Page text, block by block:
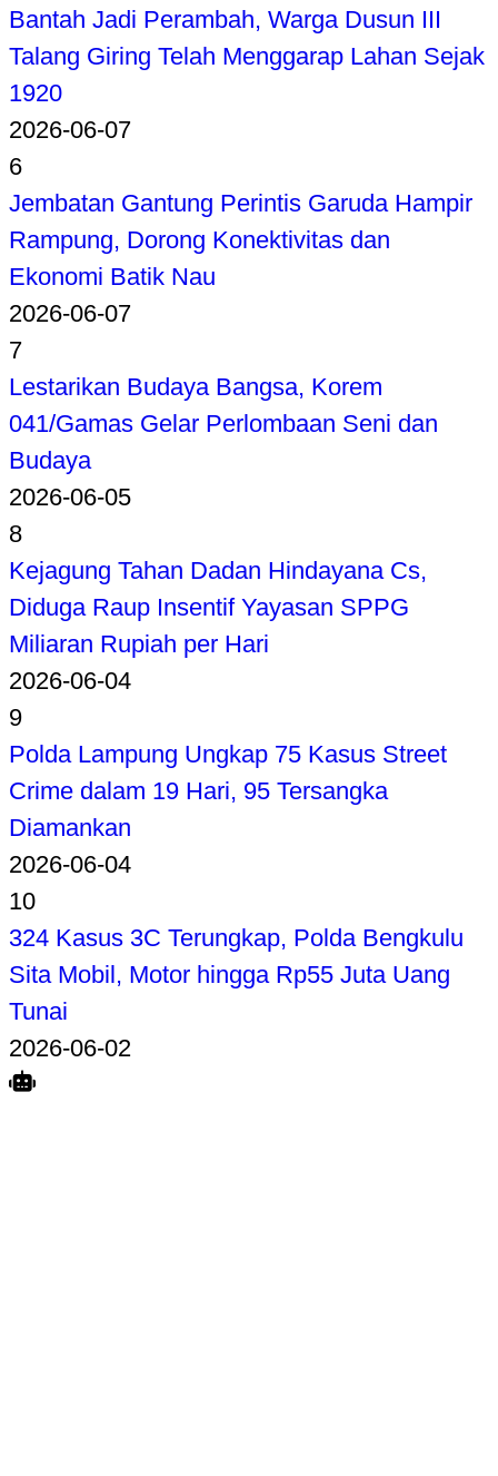
Bantah Jadi Perambah, Warga Dusun III
Talang Giring Telah Menggarap Lahan Sejak
1920
2026-06-07
6
Jembatan Gantung Perintis Garuda Hampir
Rampung, Dorong Konektivitas dan
Ekonomi Batik Nau
2026-06-07
7
Lestarikan Budaya Bangsa, Korem
041/Gamas Gelar Perlombaan Seni dan
Budaya
2026-06-05
8
Kejagung Tahan Dadan Hindayana Cs,
Diduga Raup Insentif Yayasan SPPG
Miliaran Rupiah per Hari
2026-06-04
9
Polda Lampung Ungkap 75 Kasus Street
Crime dalam 19 Hari, 95 Tersangka
Diamankan
2026-06-04
10
324 Kasus 3C Terungkap, Polda Bengkulu
Sita Mobil, Motor hingga Rp55 Juta Uang
Tunai
2026-06-02